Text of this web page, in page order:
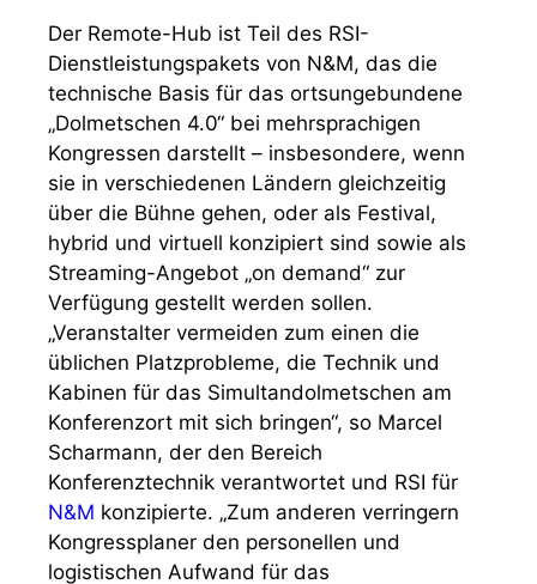
Der Remote-Hub ist Teil des RSI-
Dienstleistungspakets von N&M, das die
technische Basis für das ortsungebundene
„Dolmetschen 4.0“ bei mehrsprachigen
Kongressen darstellt – insbesondere, wenn
sie in verschiedenen Ländern gleichzeitig
über die Bühne gehen, oder als Festival,
hybrid und virtuell konzipiert sind sowie als
Streaming-Angebot „on demand“ zur
Verfügung gestellt werden sollen.
„Veranstalter vermeiden zum einen die
üblichen Platzprobleme, die Technik und
Kabinen für das Simultandolmetschen am
Konferenzort mit sich bringen“, so Marcel
Scharmann, der den Bereich
Konferenztechnik verantwortet und RSI für
N&M konzipierte. „Zum anderen verringern
Kongressplaner den personellen und
logistischen Aufwand für das